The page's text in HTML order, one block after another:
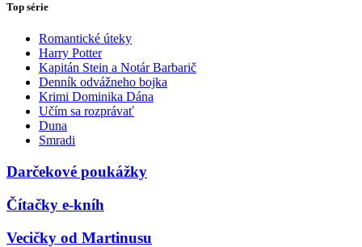
Top série
Romantické úteky
Harry Potter
Kapitán Stein a Notár Barbarič
Denník odvážneho bojka
Krimi Dominika Dána
Učím sa rozprávať
Duna
Smradi
Darčekové poukážky
Čítačky e-kníh
Vecičky od Martinusu